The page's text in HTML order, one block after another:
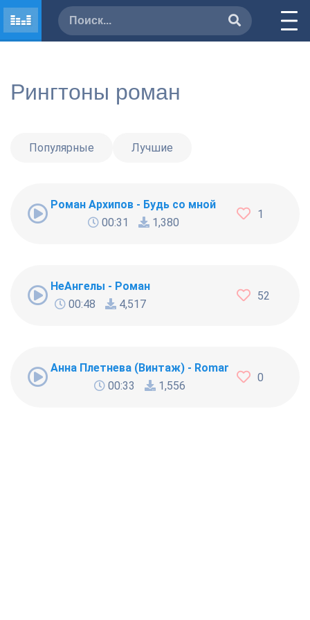
Рингтоны роман
Популярные Лучшие
Роман Архипов - Будь со мной
00:31
1,380
1
НеАнгелы - Роман
00:48
4,517
52
Анна Плетнева (Винтаж) - Roman
00:33
1,556
0